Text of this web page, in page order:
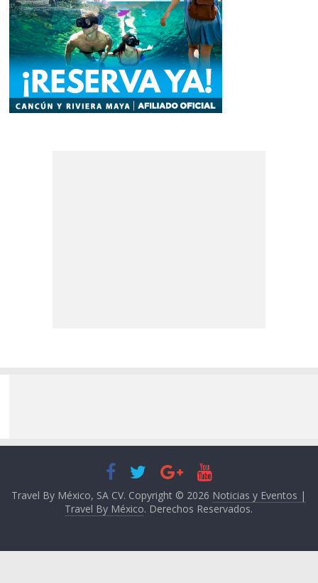
Travel By México, SA CV. Copyright © 2026 Noticias y Eventos |
Travel By México. Derechos Reservados.